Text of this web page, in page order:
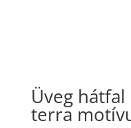
Üveg
terra